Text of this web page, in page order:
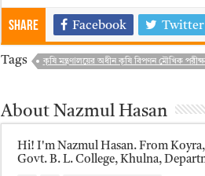
Share Facebook Twitter
Tags কৃষি মন্ত্রণালয়ের অধীন কৃষি বিপণন মৌখিক
About Nazmul Hasan
Hi! I'm Nazmul Hasan. From
Govt. B. L. College, Khulna,